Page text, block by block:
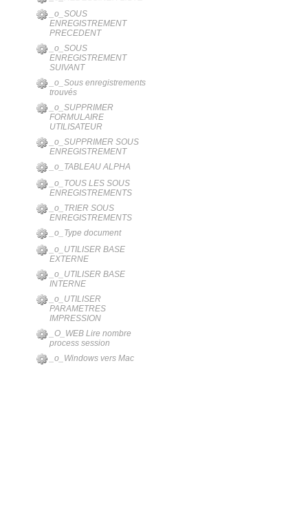
_o_SOUS
ENREGISTREMENT
PRECEDENT
_o_SOUS
ENREGISTREMENT
SUIVANT
_o_Sous enregistrements
trouvés
_o_SUPPRIMER
FORMULAIRE
UTILISATEUR
_o_SUPPRIMER SOUS
ENREGISTREMENT
_o_TABLEAU ALPHA
_o_TOUS LES SOUS
ENREGISTREMENTS
_o_TRIER SOUS
ENREGISTREMENTS
_o_Type document
_o_UTILISER BASE
EXTERNE
_o_UTILISER BASE
INTERNE
_o_UTILISER
PARAMETRES
IMPRESSION
_O_WEB Lire nombre
process session
_o_Windows vers Mac